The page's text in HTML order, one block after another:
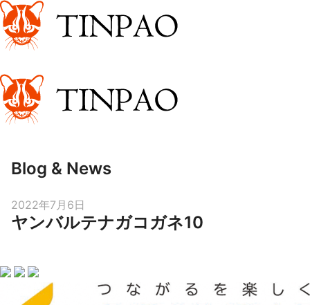
Blog & News
Posted
on
2022年7月6日
ヤンバルテナガコガネ10